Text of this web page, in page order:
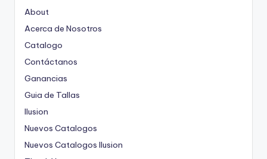
About
Acerca de Nosotros
Catalogo
Contáctanos
Ganancias
Guia de Tallas
Ilusion
Nuevos Catalogos
Nuevos Catalogos Ilusion